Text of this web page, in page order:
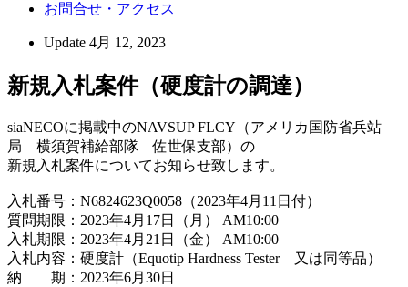
お問合せ・アクセス
Update 4月 12, 2023
新規入札案件（硬度計の調達）
siaNECOに掲載中のNAVSUP FLCY（アメリカ国防省兵站
局 横須賀補給部隊 佐世保支部）の
新規入札案件についてお知らせ致します。
入札番号：N6824623Q0058（2023年4月11日付）
質問期限：2023年4月17日（月） AM10:00
入札期限：2023年4月21日（金） AM10:00
入札内容：硬度計（Equotip Hardness Tester 又は同等品）
納 期：2023年6月30日